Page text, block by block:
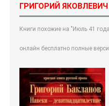
ГРИГОРИЙ ЯКОВЛЕВИЧ
Книги похожие на "Июль 41
онлайн бесплатно полные